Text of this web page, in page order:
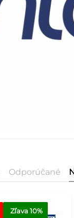
Odporúčané
Zľava 10%